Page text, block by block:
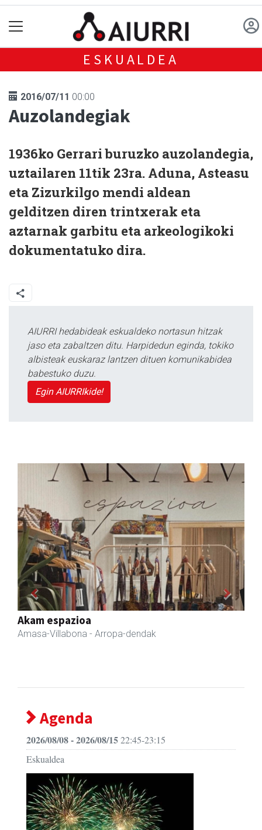
ESKUALDEA
2016/07/11 00:00
Auzolandegiak
1936ko Gerrari buruzko auzolandegia,
uztailaren 11tik 23ra. Aduna, Asteasu
eta Zizurkilgo mendi aldean
gelditzen diren trintxerak eta
aztarnak garbitu eta arkeologikoki
dokumentatuko dira.
AIURRI hedabideak eskualdeko nortasun hitzak
jaso eta zabaltzen ditu. Harpidedun eginda, tokiko
albisteak euskaraz lantzen dituen komunikabidea
babestuko duzu.
Egin AIURRIkide!
Akam espazioa
Amasa-Villabona - Arropa-dendak
Previous Next
Agenda
2026/08/08 - 2026/08/1522:45-23:15
Eskualdea